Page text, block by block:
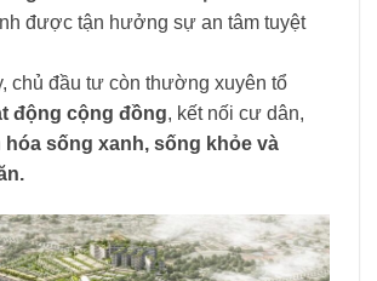
được tận hưởng sự an tâm tuyệt
chủ đầu tư còn thường xuyên tổ
động cộng đồng, kết nối cư dân,
hóa sống xanh, sống khỏe và